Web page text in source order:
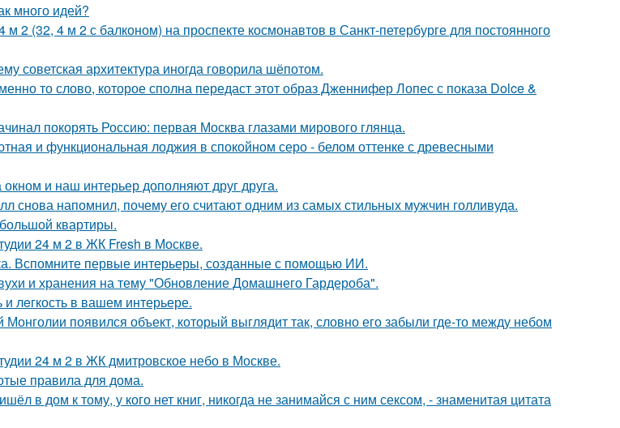
много идей?
м 2 (32, 4 м 2 с балконом) на проспекте космонавтов в Санкт-петербурге для постоянного
советская архитектура иногда говорила шёпотом.
то слово, которое сполна передаст этот образ Дженнифер Лопес с показа Dolce &
покорять Россию: первая Москва глазами мирового глянца.
и функциональная лоджия в спокойном серо - белом оттенке с древесными
и наш интерьер дополняют друг друга.
снова напомнил, почему его считают одним из самых стильных мужчин голливуда.
квартиры.
24 м 2 в ЖК Fresh в Москве.
Вспомните первые интерьеры, созданные с помощью ИИ.
и хранения на тему "Обновление Домашнего Гардероба".
лeгкость в вашем интерьере.
Монголии появился объект, который выглядит так, словно его забыли где-то между небом
24 м 2 в ЖК дмитровское небо в Москве.
правила для дома.
в дом к тому, у кого нет книг, никогда не занимайся с ним сексом, - знаменитая цитата